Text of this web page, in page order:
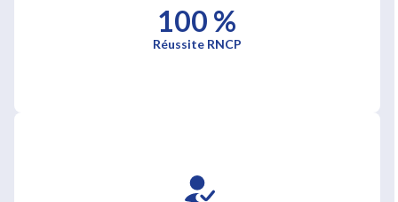
100 %
Réussite RNCP